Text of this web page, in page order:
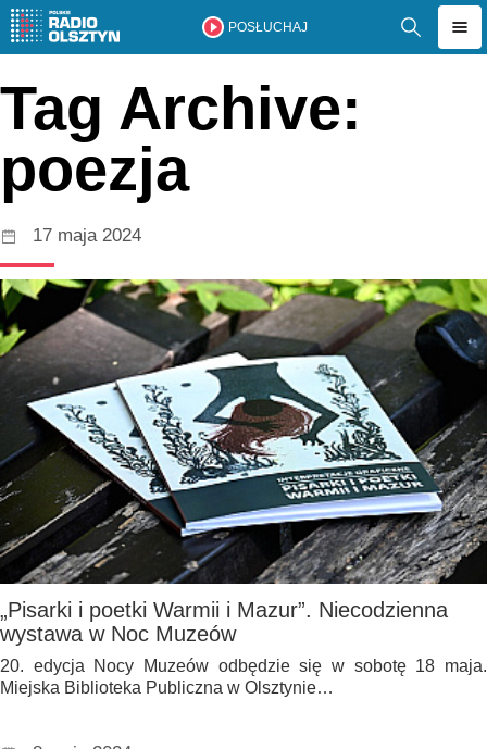
POSŁUCHAJ
Tag Archive:
poezja
17 maja 2024
„Pisarki i poetki Warmii i Mazur”. Niecodzienna
wystawa w Noc Muzeów
20. edycja Nocy Muzeów odbędzie się w sobotę 18 maja.
Miejska Biblioteka Publiczna w Olsztynie…